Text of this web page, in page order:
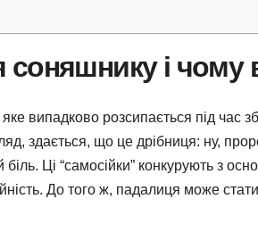
і чому
випадково розсипається під час
здається, що це дрібниця: ну,
Ці “самосійки” конкурують з
До того ж, падалиця може